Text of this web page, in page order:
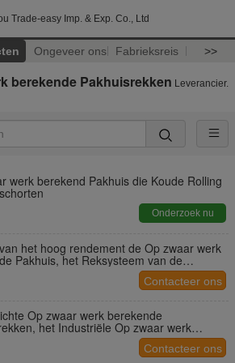
Trade-easy Imp. & Exp. Co., Ltd
Ongeveer ons Fabrieksreis >>
berekende Pakhuisrekken Leverancier.
werk berekend Pakhuis die Koude Rolling
Onderzoek nu
het hoog rendement de Op zwaar werk
Pakhuis, het Reksysteem van de
Contacteer ons
Op zwaar werk berekende
het Industriële Op zwaar werk
Contacteer ons